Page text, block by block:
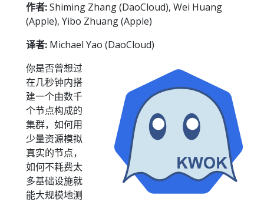
作者:Shiming Zhang (DaoCloud), Wei Huang
(Apple), Yibo Zhuang (Apple)
译者: Michael Yao (DaoCloud)
你是否曾想过
在几秒钟内搭
建一个由数千
个节点构成的
集群，如何用
少量资源模拟
真实的节点，
如何不耗费太
多基础设施就
能大规模地测